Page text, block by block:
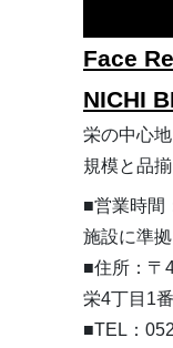
Face
NICHI
栄の中心
規模と品揃
■営業時間
施設に準拠
■住所：〒
栄4丁⽬1
■TEL：